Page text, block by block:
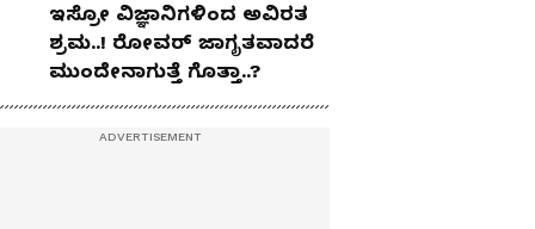
ಇಸ್ರೋ ವಿಜ್ಞಾನಿಗಳಿಂದ ಅವಿರತ
ಶ್ರಮ..! ರೋವರ್ ಜಾಗೃತವಾದರೆ
ಮುಂದೇನಾಗುತ್ತೆ ಗೊತ್ತಾ..?